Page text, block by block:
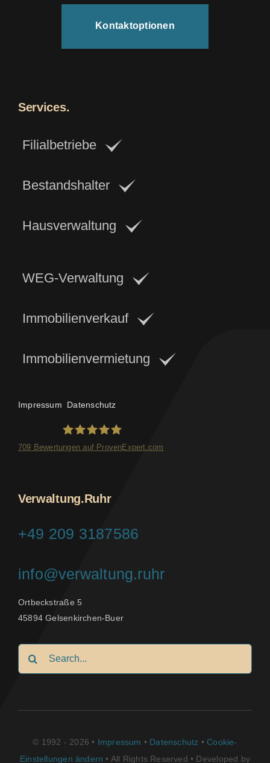
Kontaktoptionen
Services.
Filialbetriebe
Bestandshalter
Hausverwaltung
WEG-Verwaltung
Immobilienverkauf
Immobilienvermietung
Impressum Datenschutz
709 Bewertungen auf ProvenExpert.com
Verwaltung.Ruhr
+49 209 3187586
info@verwaltung.ruhr
Ortbeckstraße 5
45894 Gelsenkirchen-Buer
© 1992 - 2026 • Impressum • Datenschutz •Cookie-
Einstellungen ändern • All Rights Reserved • Developed by